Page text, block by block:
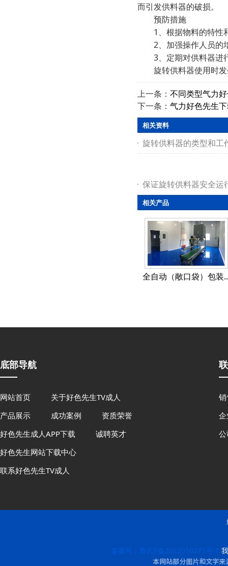
而引发供料器的破损。
预防措施
1、根据物料的特性和
2、加强操作人员的培
3、定期对供料器进行
旋转供料器使用时发
上一条： 不同类型气力
下一条： 气力好色先生
相关资料
旋转供料器的类型和工
保证旋转供料器安全运
相关产品
全自动（敞口袋）包装
底部导航
网站首页
关于好色先生TV成人
产品展示
成功案例
资质荣誉
好色先生成人APP下载
诚聘英才
好色先生网站下载中心
联系好色先生TV成人
备案号：鲁ICP备2022010271号-1